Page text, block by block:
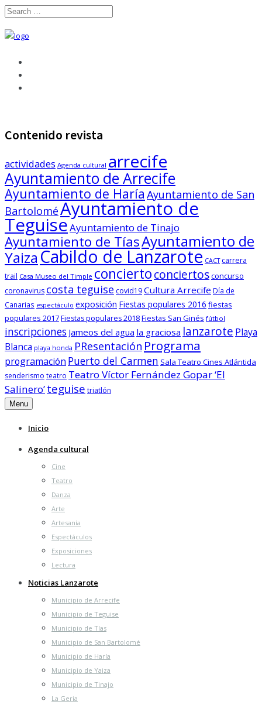
Contenido revista
actividades Agenda cultural arrecife
Ayuntamiento de Arrecife
Ayuntamiento de Haría Ayuntamiento de San
BartoloméAyuntamiento de
TeguiseAyuntamiento de Tinajo
Ayuntamiento de TíasAyuntamiento de
YaizaCabildo de Lanzarote CACT carrera
trail Casa Museo del Timple conciertoconciertosconcurso
coronavirus costa teguise covid19Cultura Arrecife Día de
Canarias espectáculo exposición Fiestas populares 2016 fiestas
populares 2017Fiestas populares 2018Fiestas San Ginés fútbol
inscripciones Jameos del agua la graciosa lanzarote Playa
Blanca playa honda PResentación Programa
programación Puerto del Carmen Sala Teatro Cines Atlántida
senderismo teatro Teatro Víctor Fernández Gopar ‘El
Salinero’teguise triatlón
Menu
Inicio
Agenda cultural
Cine
Teatro
Danza
Arte
Artesanía
Espectáculos
Exposiciones
Lectura
Noticias Lanzarote
Municipio de Arrecife
Municipio de Teguise
Municipio de Tías
Municipio de San Bartolomé
Municipio de Haría
Municipio de Yaiza
Municipio de Tinajo
La Geria